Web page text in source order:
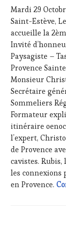
WINE
TASTING
VOUCHER,
WINE
TOURISM
FAME,
WINE
TOURISM
TOUR,
WINE
TOURISM
TOUR
MOVIE
GASTRONOMIE
FRANÇAISE,
FAMOUS
HOST,
GUEST,
INVITATIONS
&
DÉGUSTATIONS,
WINE
TASTING,
MÉDIAS,
PRESSE
ÉCRITE,
RADIO,
TV,
WEB ,
OENOTOURISME,
PALETTE,
PARTENAIRES
2019
Mardi 29
Saint-Estève,
accueille la
Invité
Paysagiste –
Provence
Monsieur
Secrétaire
Sommeliers
Formateur
itinéraire
l’expert,
de Provence
cavistes.
les connexions
en Provence.